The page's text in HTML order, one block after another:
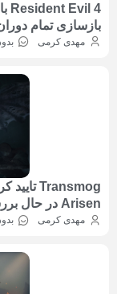
بازسازی تمام
مهدی کرمی
Arisen در حال بررسی اضافه کردن حالت سخت هستند.
مهدی کرمی